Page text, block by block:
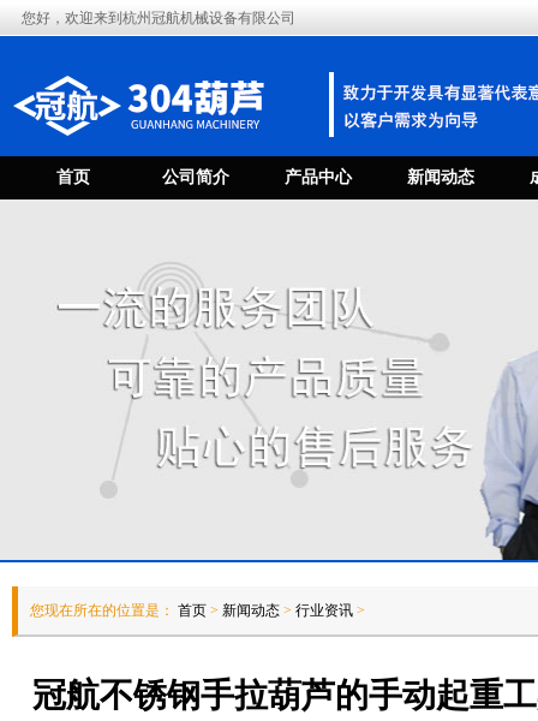
您好，欢迎来到杭州冠航机械设备有限公司
首页 公司简介 产品中心 新闻动态
您现在所在的位置是： 首页 > 新闻动态 > 行业资讯 >
冠航不锈钢手拉葫芦的手动起重